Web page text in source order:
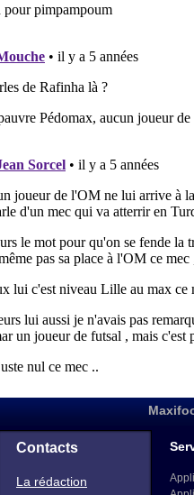
Contacts
La rédaction